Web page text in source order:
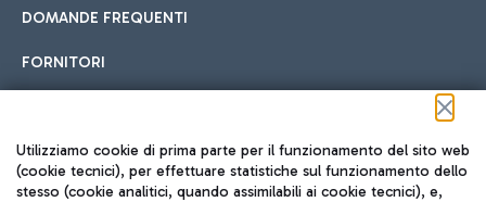
DOMANDE FREQUENTI
FORNITORI
Seguici sui social
Utilizziamo cookie di prima parte per il funzionamento del sito web
(cookie tecnici), per effettuare statistiche sul funzionamento dello
stesso (cookie analitici, quando assimilabili ai cookie tecnici), e,